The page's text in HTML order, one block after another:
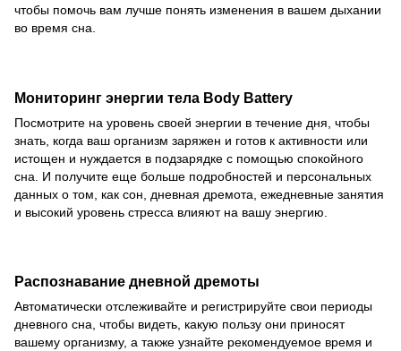
чтобы помочь вам лучше понять изменения в вашем дыхании
во время сна.
Мониторинг энергии тела Body Battery
Посмотрите на уровень своей энергии в течение дня, чтобы
знать, когда ваш организм заряжен и готов к активности или
истощен и нуждается в подзарядке с помощью спокойного
сна. И получите еще больше подробностей и персональных
данных о том, как сон, дневная дремота, ежедневные занятия
и высокий уровень стресса влияют на вашу энергию.
Распознавание дневной дремоты
Автоматически отслеживайте и регистрируйте свои периоды
дневного сна, чтобы видеть, какую пользу они приносят
вашему организму, а также узнайте рекомендуемое время и